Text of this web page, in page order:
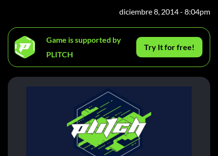
diciembre 8, 2014 - 8:04pm
Game is supported by
PLITCH
Try It for free!